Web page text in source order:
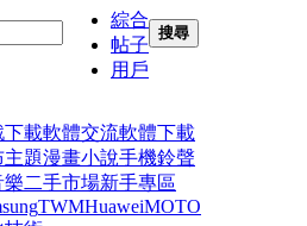
綜合
帖子
用戶
搜尋
下載軟體交流軟體下載
題漫畫小說手機鈴聲
樂二手市場新手專區
TWMHuaweiMOTO